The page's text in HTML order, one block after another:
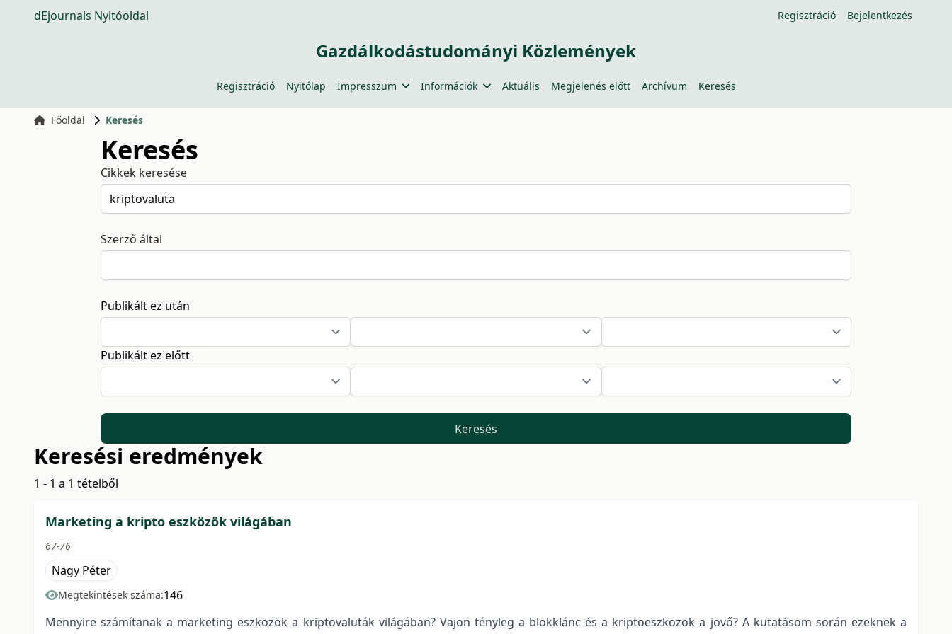
dEjournals Nyitóoldal Regisztráció Bejelentkezés
Gazdálkodástudományi Közlemények
Regisztráció Nyitólap Impresszum Információk Aktuális Megjelenés előtt Archívum Keresés
Főoldal Keresés
Keresés
Cikkek keresése
Szerző által
Publikált ez után
Publikált ez előtt
Keresés
Keresési eredmények
1 - 1 a 1 tételből
Marketing a kripto eszközök világában
67-76
Nagy Péter
Megtekintések száma:146
Mennyire számítanak a marketing eszközök a kriptovaluták világában? Vajon tényleg a blokklánc és a kriptoeszközök a jövő? A kutatásom során ezeknek a